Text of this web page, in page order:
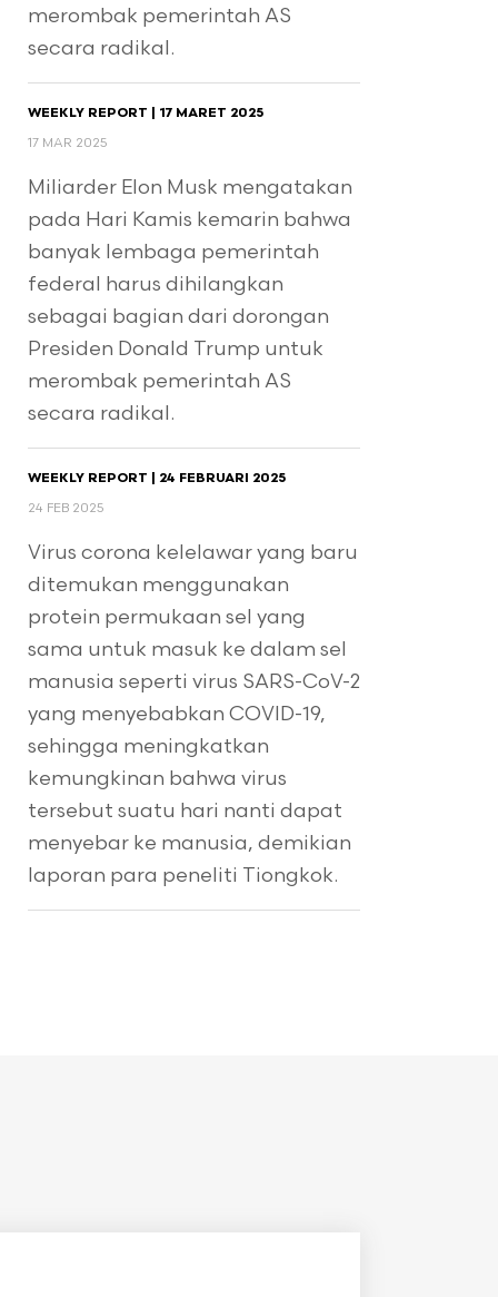
merombak pemerintah AS
secara radikal.
WEEKLY REPORT | 17 MARET 2025
17 MAR 2025
Miliarder Elon Musk mengatakan
pada Hari Kamis kemarin bahwa
banyak lembaga pemerintah
federal harus dihilangkan
sebagai bagian dari dorongan
Presiden Donald Trump untuk
merombak pemerintah AS
secara radikal.
WEEKLY REPORT | 24 FEBRUARI 2025
24 FEB 2025
Virus corona kelelawar yang baru
ditemukan menggunakan
protein permukaan sel yang
sama untuk masuk ke dalam sel
manusia seperti virus SARS-CoV-2
yang menyebabkan COVID-19,
sehingga meningkatkan
kemungkinan bahwa virus
tersebut suatu hari nanti dapat
menyebar ke manusia, demikian
laporan para peneliti Tiongkok.